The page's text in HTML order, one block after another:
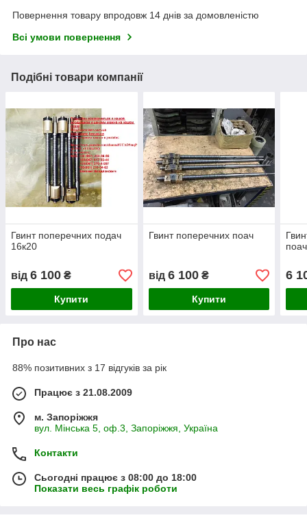
Повернення товару впродовж 14 днів за домовленістю
Всі умови повернення
Подібні товари компанії
Гвинт поперечних подач
16к20
від 6 100 ₴
Купити
Гвинт поперечних поач
від 6 100₴
Купити
6
Про нас
88% позитивних з 17 відгуків за рік
Працює з 21.08.2009
м. Запоріжжя
вул. Мінська 5, оф.3, Запоріжжя, Україна
Контакти
Сьогодні працює з 08:00 до 18:00
Показати весь графік роботи